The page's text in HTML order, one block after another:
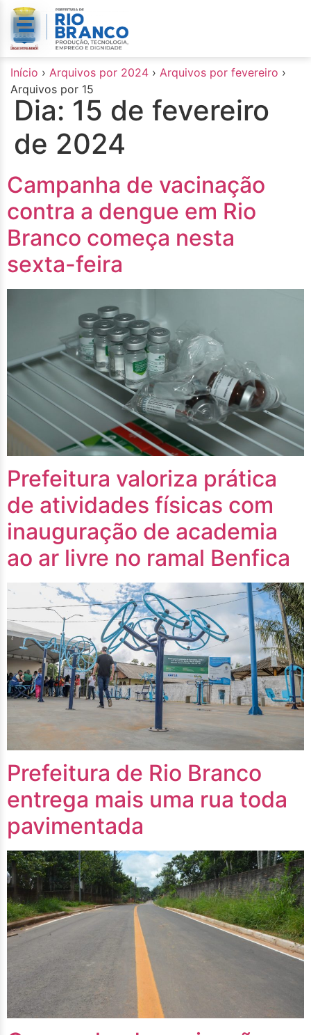
conteúdo
Início › Arquivos por 2024 › Arquivos por fevereiro ›
Arquivos por 15
Dia: 15 de fevereiro
de 2024
Campanha de vacinação
contra a dengue em Rio
Branco começa nesta
sexta-feira
Prefeitura valoriza prática
de atividades físicas com
inauguração de academia
ao ar livre no ramal Benfica
Prefeitura de Rio Branco
entrega mais uma rua toda
pavimentada